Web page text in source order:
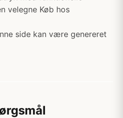
velegne Køb hos
side kan være genereret